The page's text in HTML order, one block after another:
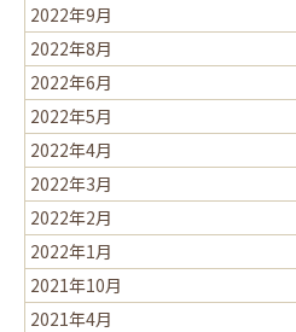
2022年9月
2022年8月
2022年6月
2022年5月
2022年4月
2022年3月
2022年2月
2022年1月
2021年10月
2021年4月